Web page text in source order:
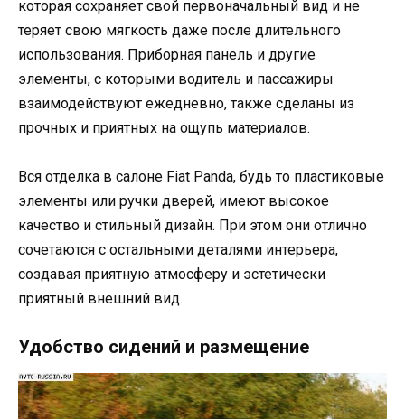
которая сохраняет свой первоначальный вид и не
теряет свою мягкость даже после длительного
использования. Приборная панель и другие
элементы, с которыми водитель и пассажиры
взаимодействуют ежедневно, также сделаны из
прочных и приятных на ощупь материалов.
Вся отделка в салоне Fiat Panda, будь то пластиковые
элементы или ручки дверей, имеют высокое
качество и стильный дизайн. При этом они отлично
сочетаются с остальными деталями интерьера,
создавая приятную атмосферу и эстетически
приятный внешний вид.
Удобство сидений и размещение